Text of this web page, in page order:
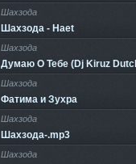
Шахзода
Шахзода - Haet
Шахзода
Думаю О Тебе (Dj Kiruz
Шахзода
Фатима и Зухра
Шахзода
Шахзода-.mp3
Шахзода